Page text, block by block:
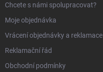
Chcete s námi spolupracovat?
Moje objednávka
Vrácení objednávky a reklamace
Reklamační řád
Obchodní podmínky